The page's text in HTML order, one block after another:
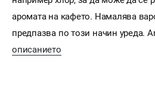
аромата на кафето. Намалява
предпазва по този начин уреда.
описанието